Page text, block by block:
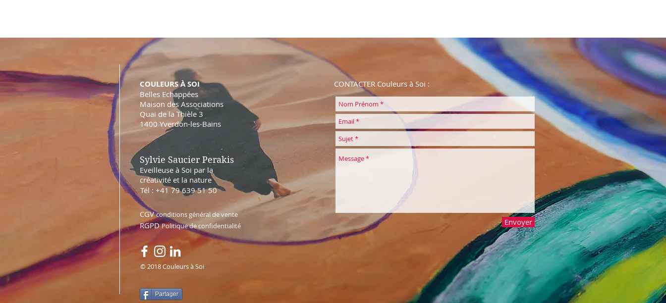
COULEURS À SOI
Belles Echappées
Maison des Associations
Quai de la Thièle 3
1400 Yverdon-les-Bains
Sylvie Saucier Perakis
Eveilleuse à Soi par la
créativité et la nature
Tél : +41 79 639 51 50
CGVconditions général de vente
RGPDPolitique de confidentialité
CONTACTER Couleurs à Soi :
Envoyer
© 2018 Couleurs à Soi
Partager